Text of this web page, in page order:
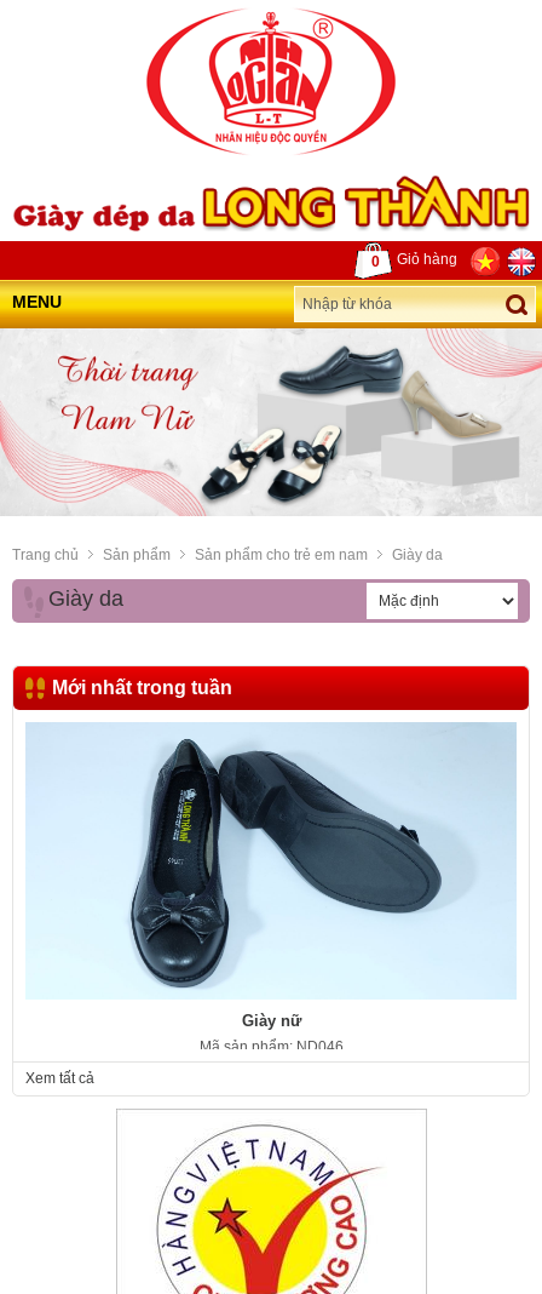
0 Giỏ hàng
MENU
Trang chủ Sản phẩm Sản phẩm cho trẻ em nam Giày da
Giày da
Mới nhất trong tuần
Giày nữ
Mã sản phẩm: ND046
Xem tất cả